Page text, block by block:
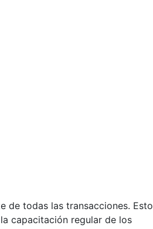
de todas las transacciones. Esto
capacitación regular de los